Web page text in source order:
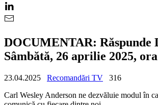
DOCUMENTAR: Răspunde
Sâmbătă, 26 aprilie 2025,
23.04.2025 Recomandări TV
316
Carl Wesley Anderson ne dezvăluie modul în